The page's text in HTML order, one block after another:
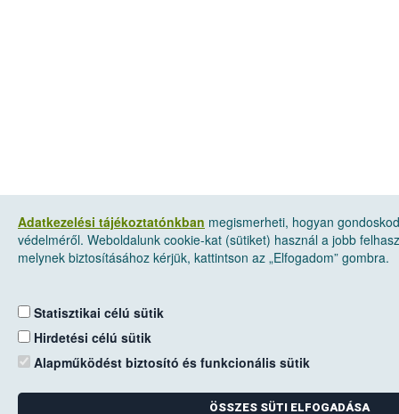
Adatkezelési tájékoztatónkban megismerheti, hogyan
védelméről. Weboldalunk cookie-kat (sütiket) használ a jobb
melynek biztosításához kérjük, kattintson az „Elfogadom” gombra.
Statisztikai célú sütik
Hirdetési célú sütik
Alapműködést biztosító és funkcionális sütik
ÖSSZES SÜTI ELFOGADÁSA